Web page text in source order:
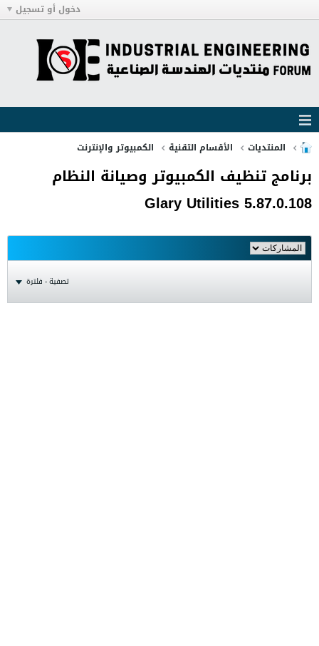
دخول أو تسجيل
المنتديات الأقسام التقنية الكمبيوتر والإنترنت
برنامج تنظيف الكمبيوتر وصيانة النظام
Glary Utilities 5.87.0.108
تصفية - فلترة